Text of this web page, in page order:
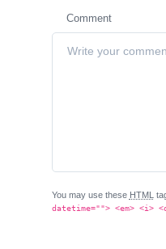
Comment
You may use these HTML
datetime=""> <em> <i>